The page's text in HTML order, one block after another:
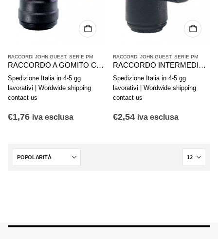
RACCORDI JOHN GUEST, SERIE PM
RACCORDO A GOMITO CON CODOLO JG-PM220808E 8-8
Spedizione Italia in 4-5 gg
lavorativi | Wordwide shipping
contact us
€1,76 iva esclusa
RACCORDI JOHN GUEST, SERIE PM
RACCORDO INTERMEDIO A GOMITO. JG-PM0310E 10-10
Spedizione Italia in 4-5 gg
lavorativi | Wordwide shipping
contact us
€2,54 iva esclusa